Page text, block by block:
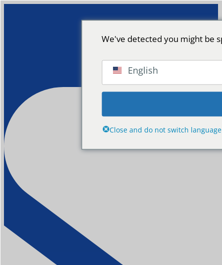
We've detected you might be
English
Close and do not switch language